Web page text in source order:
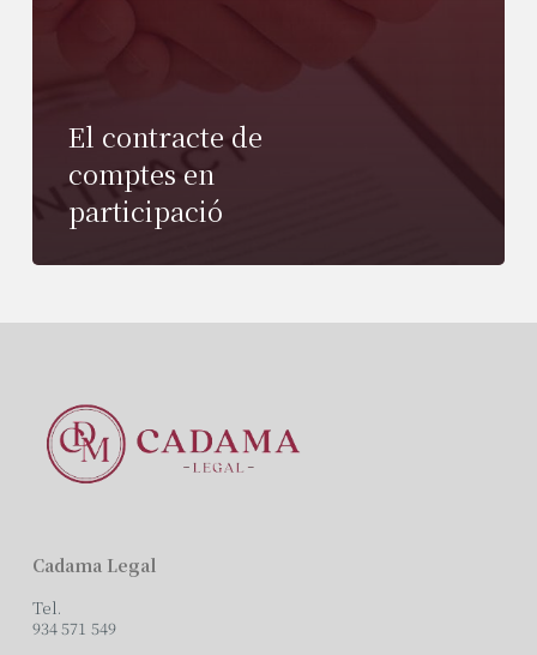
El contracte de
comptes en
participació
Cadama Legal
Tel.
934 571 549